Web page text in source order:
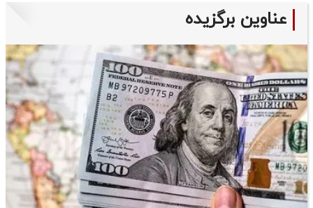
عناوین برگزیده